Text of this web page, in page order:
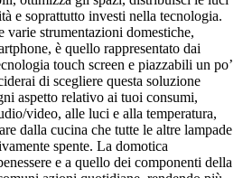
e soprattutto investi nella tecnologia.
varie strumentazioni domestiche,
è quello rappresentato dai
touch screen e piazzabili un po’
di scegliere questa soluzione
aspetto relativo ai tuoi consumi,
video, alle luci e alla temperatura,
dalla cucina che tutte le altre lampade
spente. La domotica
e a quello dei componenti della